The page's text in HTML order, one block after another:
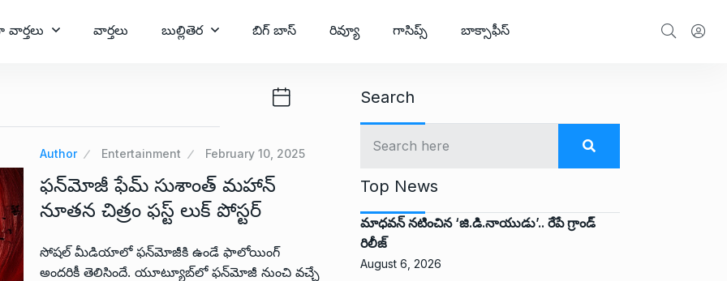
వార్తలు బుల్లితెర బిగ్ బాస్ రివ్యూ గాసిప్స్ బాక్సాఫీస్
Author Entertainment February 10, 2025
ఫన్‌మోజీ ఫేమ్ సుశాంత్ మహాన్
నూతన చిత్రం ఫస్ట్ లుక్ పోస్టర్
సోషల్ మీడియాలో ఫన్‌మోజీకి ఉండే ఫాలోయింగ్
అందరికీ తెలిసిందే. యూట్యూబ్‌లో ఫన్‌మోజీ నుంచి వచ్చే
Search
Top News
మాధవన్ నటించిన ‘జి.డి.నాయుడు’.. రేపే గ్రాండ్
రిలీజ్
August 6, 2026